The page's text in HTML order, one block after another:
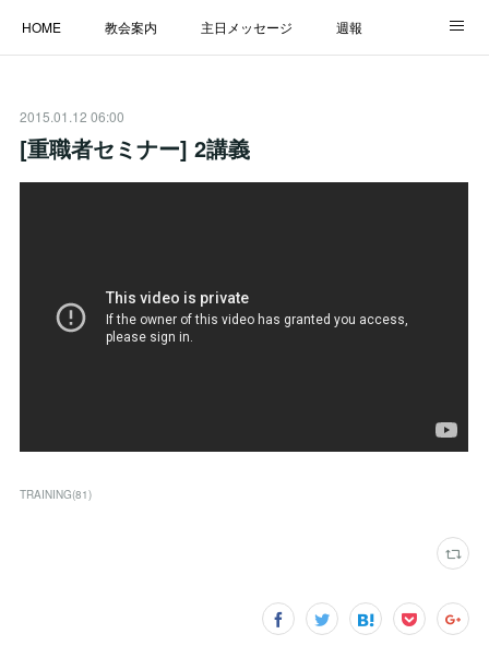
HOME 教会案内 主日メッセージ 週報
LINK
2015.01.12 06:00
[重職者セミナー] 2講義
TRAINING(81)